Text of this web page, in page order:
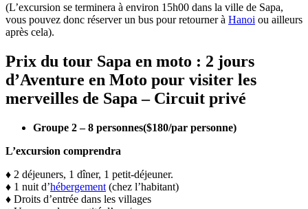
(L’excursion se terminera à environ 15h00 dans la ville de Sapa,
vous pouvez donc réserver un bus pour retourner à Hanoi ou ailleurs
après cela).
Prix du tour Sapa en moto : 2 jours
d’Aventure en Moto pour visiter les
merveilles de Sapa – Circuit privé
Groupe 2 – 8 personnes($180/par personne)
L’excursion comprendra
♦️ 2 déjeuners, 1 dîner, 1 petit-déjeuner.
♦️ 1 nuit d’hébergement (chez l’habitant)
♦️ Droits d’entrée dans les villages